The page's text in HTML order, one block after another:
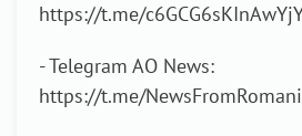
https://t.me/
- Telegram AO News:
https://t.me/